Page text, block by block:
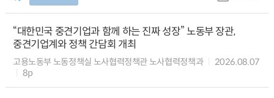
“대한민국 중견기업과 함께 하는 진짜 성장” 노동부 장관,
중견기업계와 정책 간담회 개최
고용노동부 노동정책실 노사협력정책관 노사협력정책과
2026.08.07
8p